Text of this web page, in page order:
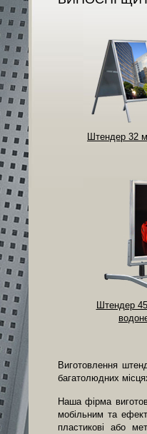
Штендер 32
Штендер
Виготовлення
багатолюдних
Наша фірма
мобільним та
пластикові або